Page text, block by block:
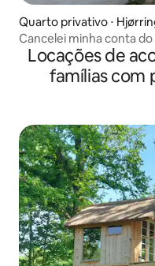
Quarto privativo ⋅
Cancelei minha conta
confirmação
Locações de
famílias com